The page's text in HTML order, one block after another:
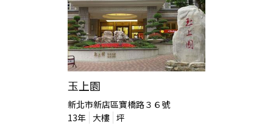
玉上園
新北市新店區寶橋路３６號
13年 大樓 坪